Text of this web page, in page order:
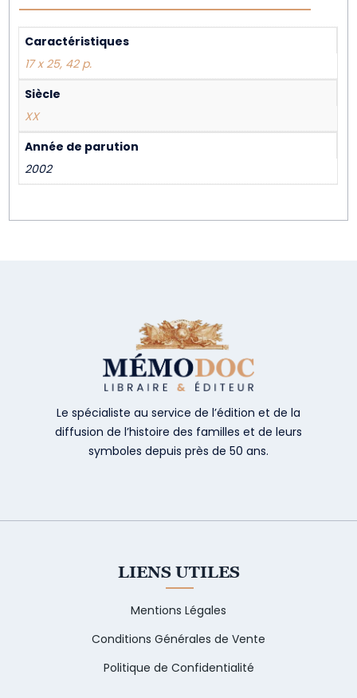
Caractéristiques
17 x 25, 42 p.
Siècle
XX
Année de parution
2002
Le spécialiste au service de l’édition et de la
diffusion de l’histoire des familles et de leurs
symboles depuis près de 50 ans.
LIENS UTILES
Mentions Légales
Conditions Générales de Vente
Politique de Confidentialité